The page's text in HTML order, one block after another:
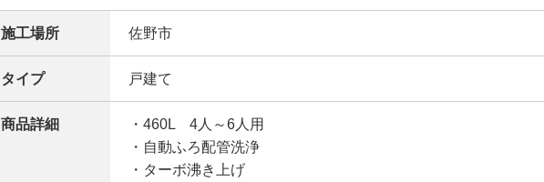
施工場所 佐野市
タイプ 戸建て
商品詳細
・460L 4人～6人用
・自動ふろ配管洗浄
・ターボ沸き上げ